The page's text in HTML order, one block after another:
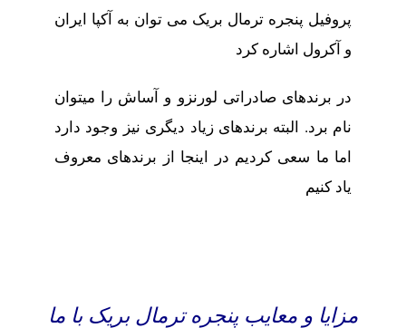
پروفیل پنجره ترمال بریک می توان به آکپا ایران
و آکرول اشاره کرد
در برندهای صادراتی لورنزو و آساش را میتوان
نام برد. البته برندهای زیاد دیگری نیز وجود دارد
اما ما سعی کردیم در اینجا از برندهای معروف
یاد کنیم
مزایا و معایب پنجره ترمال بریک با ما